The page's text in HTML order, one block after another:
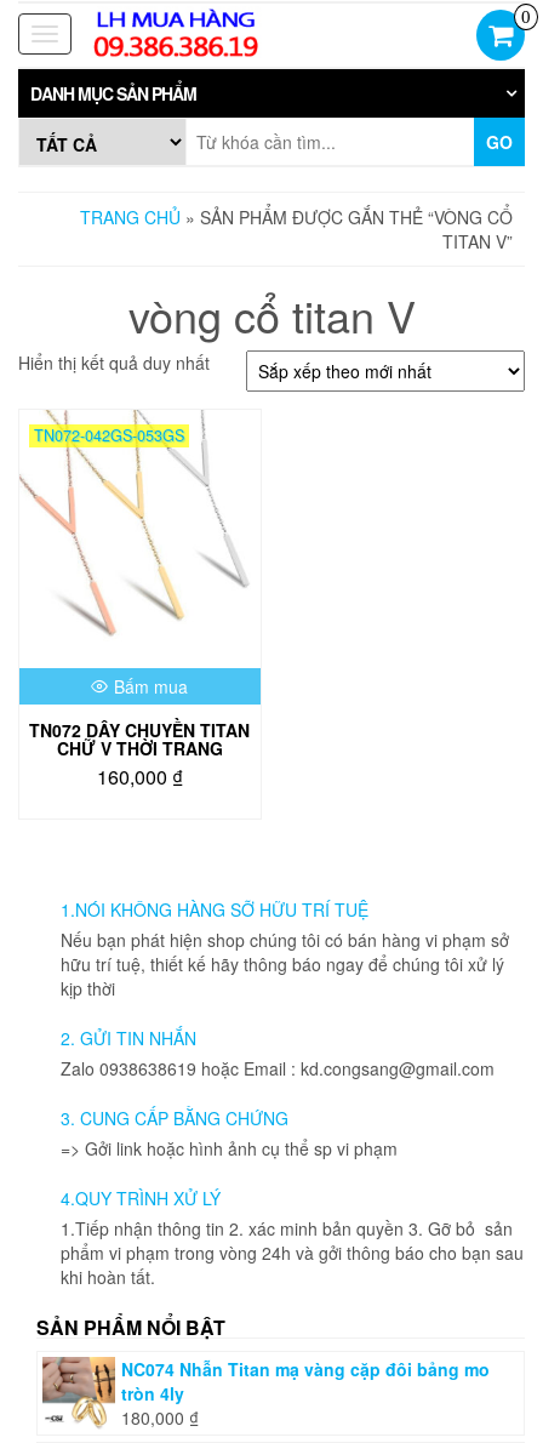
Skip
the
content
Toggle
navigation
0
DANH MỤC SẢN PHẨM
GO
TRANG CHỦ » SẢN PHẨM ĐƯỢC GẮN THẺ “VÒNG CỔ
TITAN V”
vòng cổ titan V
Hiển thị kết quả duy nhất
TN072-042GS-053GS
Bấm mua
TN072 DÂY CHUYỀN TITAN
CHỮ V THỜI TRANG
160,000 ₫
nhiều
biến
thể.
Các
chọn
có
thể
được
chọn
trên
sản
phẩm
1.NÓI KHÔNG HÀNG SỠ HỮU TRÍ TUỆ
Nếu bạn phát hiện shop chúng tôi có bán hàng vi phạm sở
hữu trí tuệ, thiết kế hãy thông báo ngay để chúng tôi xử lý
kịp thời
2. GỬI TIN NHẮN
Zalo 0938638619 hoặc Email : kd.congsang@gmail.com
3. CUNG CẤP BẰNG CHỨNG
=> Gởi link hoặc hình ảnh cụ thể sp vi phạm
4.QUY TRÌNH XỬ LÝ
1.Tiếp nhận thông tin 2. xác minh bản quyền 3. Gỡ bỏ sản
phẩm vi phạm trong vòng 24h và gởi thông báo cho bạn sau
khi hoàn tất.
SẢN PHẨM NỔI BẬT
NC074 Nhẫn Titan mạ vàng cặp đôi bảng mo
tròn 4ly
180,000 ₫